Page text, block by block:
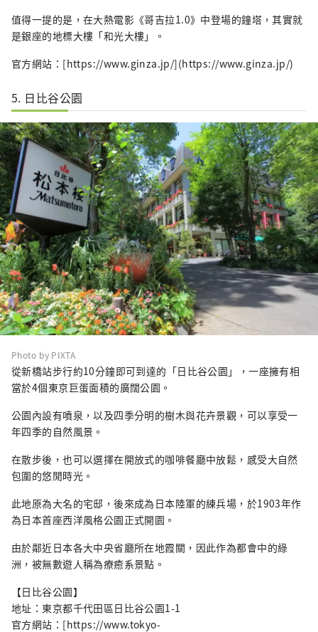
值得一提的是，在大熱電影《哥吉拉1.0》中登場的鐘塔，其實就
是銀座的地標大樓「和光大樓」。
官方網站：[https://www.ginza.jp/](https://www.ginza.jp/)
5. 日比谷公園
Photo by PIXTA
從新橋站步行約10分鐘即可到達的「日比谷公園」，一座擁有相
當於4個東京巨蛋面積的廣闊公園。
公園內設有噴泉，以及四季分明的樹木與花卉景觀，可以享受一
年四季的自然風景。
在散步後，也可以選擇在開放式的咖啡餐廳中放鬆，感受大自然
包圍的悠閒時光。
此地原為大名的宅邸，後來成為日本陸軍的練兵場，於1903年作
為日本首座西洋風格公園正式開園。
由於鄰近日本各大中央省廳所在地霞關，因此作為都會中的綠
洲，被無數遊人稱為療癒系景點。
【日比谷公園】
地址：東京都千代田區日比谷公園1-1
官方網站：[https://www.tokyo-